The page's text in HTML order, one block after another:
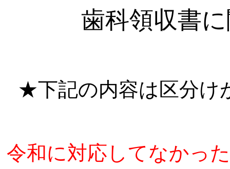
歯科領収書
★下記の内容は区分け
令和に対応してなかっ